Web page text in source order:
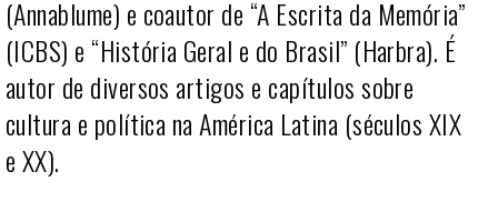
(Annablume) e coautor de “A Escrita da Memória”
(ICBS) e “História Geral e do Brasil” (Harbra). É
autor de diversos artigos e capítulos sobre
cultura e política na América Latina (séculos XIX
e XX).